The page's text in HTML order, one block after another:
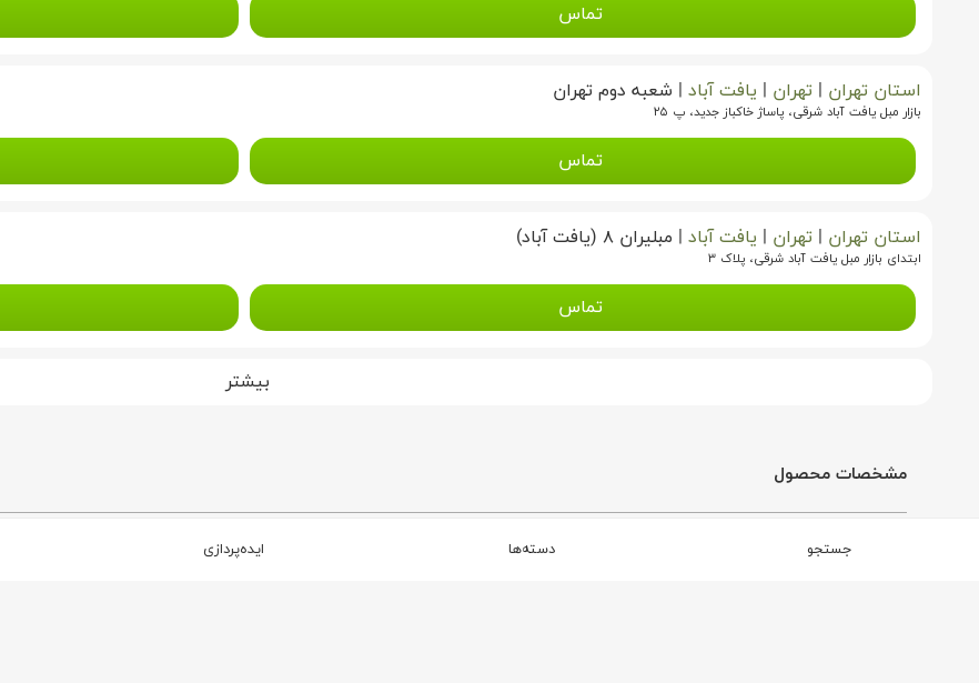
تماس
استان تهران | تهران | یافت آباد | شعبه دوم تهران
بازار مبل یافت آباد شرقی، پاساژ خاکباز جدید، پ ۲۵
تماس
استان تهران | تهران | یافت آباد | مبلیران ۸ (یافت آباد)
ابتدای بازار مبل یافت آباد شرقی، پلاک ۳
تماس
بیشتر
مشخصات محصول
جستجو دسته‌ها ایده‌پردازی